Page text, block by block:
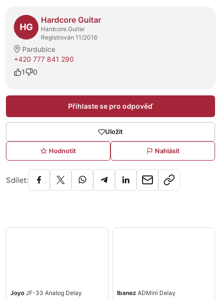
O prodejci
HG
Hardcore Guitar
Hardcore.Guitar
Registrován 11/2016
Pardubice
+420 777 841 290
1
0
Přihlaste se pro odpověď
Uložit
Hodnotit Nahlásit
Sdílet:
Joyo JF-33 Analog Delay Ibanez ADMini Delay